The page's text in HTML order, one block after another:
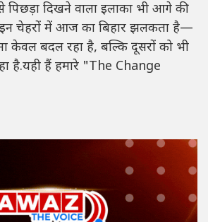
पिछड़ा दिखने वाला इलाका भी आगे की
चेहरों में आज का बिहार झलकता है—
केवल बदल रहा है, बल्कि दूसरों को भी
है.यही हैं हमारे "The Change